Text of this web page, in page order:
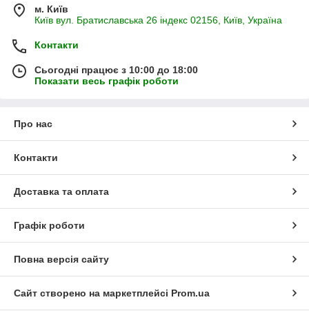
м. Київ
Київ вул. Братиславська 26 індекс 02156, Київ, Україна
Контакти
Сьогодні працює з 10:00 до 18:00
Показати весь графік роботи
Про нас
Контакти
Доставка та оплата
Графік роботи
Повна версія сайту
Сайт створено на маркетплейсі Prom.ua